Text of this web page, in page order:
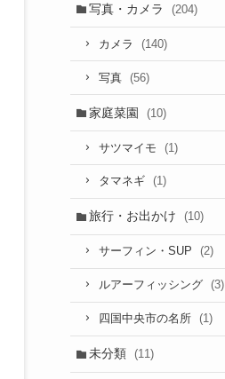
写真・カメラ (204)
カメラ (140)
写真 (56)
家庭菜園 (10)
サツマイモ (1)
タマネギ (1)
旅行・お出かけ (10)
サーフィン・SUP (2)
ルアーフィッシング (3)
四国中央市の名所 (1)
未分類 (11)